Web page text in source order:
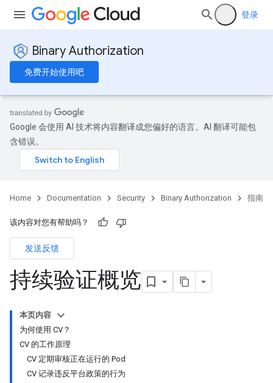
登录
Binary Authorization
免费开始使用吧
Google 会使用 AI 技术将内容翻译成您偏好的语言。AI 翻译可能包
含错误。
Home Documentation Security Binary Authorization 指南
该内容对您有帮助吗？
发送反馈
持续验证概览
本页内容
为何使用 CV？
CV 的工作原理
CV 定期审核正在运行的 Pod
CV 记录违反平台政策的行为